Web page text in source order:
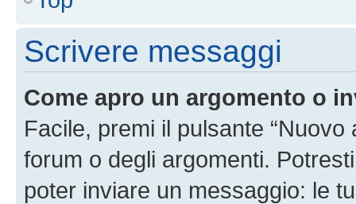
Scrivere messaggi
Come apro un argomento o
Facile, premi il pulsante
forum o degli argomenti.
poter inviare un messaggio: le